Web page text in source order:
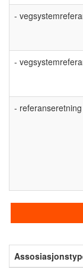
-
-
- referanseretning